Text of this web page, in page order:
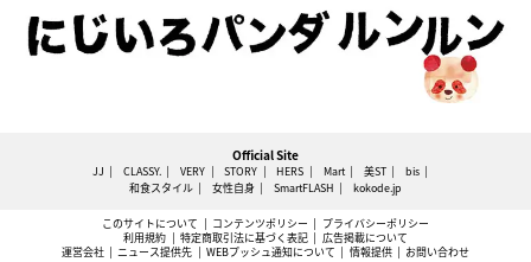
Official Site
JJ CLASSY. VERY STORY HERS Mart 美ST
bis
和食スタイル
女性自身 SmartFLASH kokode.jp
このサイトについて コンテンツポリシー
プライバシーポリシー
利用規約
特定商取引法に基づく表記
広告掲載について
運営会社
ニュース提供先 WEBプッシュ通知について 情報提供 お問い合わせ